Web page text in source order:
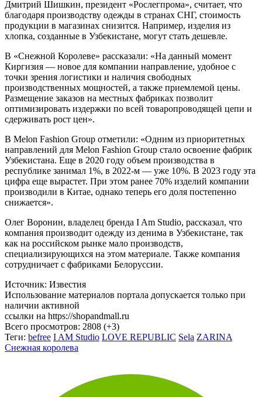
благодаря производству одежды в странах СНГ, стоимость
продукции в магазинах снизится. Например, изделия из
хлопка, созданные в Узбекистане, могут стать дешевле.
Киргизия — новое для компании направление, удобное с
точки зрения логистики и наличия свободных
производственных мощностей, а также приемлемой цены.
Размещение заказов на местных фабриках позволит
оптимизировать издержки по всей товаропроводящей цепи и
сдерживать рост цен».
направлений для Melon Fashion Group стало освоение фабрик
Узбекистана. Еще в 2020 году объем производства в
республике занимал 1%, в 2022-м — уже 10%. В 2023 году эта
цифра еще вырастет. При этом ранее 70% изделий компании
производили в Китае, однако теперь его доля постепенно
снижается».
компания производит одежду из денима в Узбекистане, так
как на российском рынке мало производств,
специализирующихся на этом материале. Также компания
сотрудничает с фабриками Белоруссии.
Использование материалов портала допускается только при
наличии активной
ссылки на https://shopandmall.ru
Всего просмотров:2808 (+3)
Теги: befree I AM Studio LOVE REPUBLIC
Снежная королева